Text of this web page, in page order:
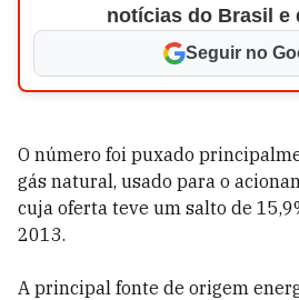
notícias do Brasil e
Seguir no
O número foi puxado
gás natural, usado para o
cuja oferta teve um salto de
2013.
A principal fonte de origem